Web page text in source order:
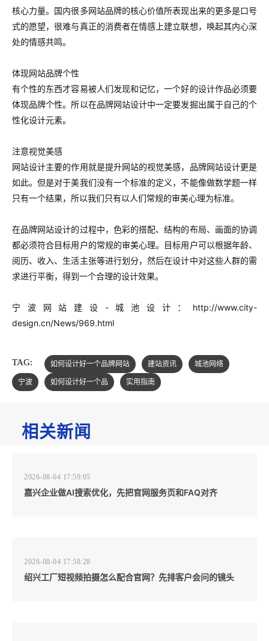
核心力量。国内很多网站品牌的核心价值所表现出来的更多是口号
式的愿望，很难与真正的消费者在情感上建立联想，唤起其内心深
处的情感共鸣。
体现网站品牌个性
有个性的东西才容易被人们发现和记忆，一个好的设计作品必须要
体现品牌个性。所以在品牌网站设计中一定要发掘出属于自己的个
性化设计元素。
注意视觉美感
网站设计主要的作用就是提升网站的视觉美感，品牌网站设计更是
如此。但是对于美我们没有一个标准的定义，不能像做数学题一样
只有一个结果，所以我们只有以人们常规的审美心理为标准。
在品牌网站设计的过程中，色彩的搭配、结构的布局、画面的协调
都必须符合目标用户的常规的审美心理。目标用户可以根据年龄、
阅历、收入、生活主张等进行划分，然后在设计中对这些人群的需
求进行平衡，得到一个合理的设计效果。
宁波网站建设-城池设计：http://www.city-
design.cn/News/969.html
TAG: 如何设计好一个品牌网站 建站资讯
城池网络
宁波
如何设计好一个品 实用指南
相关新闻
2026-08-04 17:59:05
嘉兴企业做AI搜索优化，先把官网服务页和FAQ对齐
2026-08-04 17:58:28
绍兴工厂短视频拍摄怎么配合官网？先排客户会问的镜头